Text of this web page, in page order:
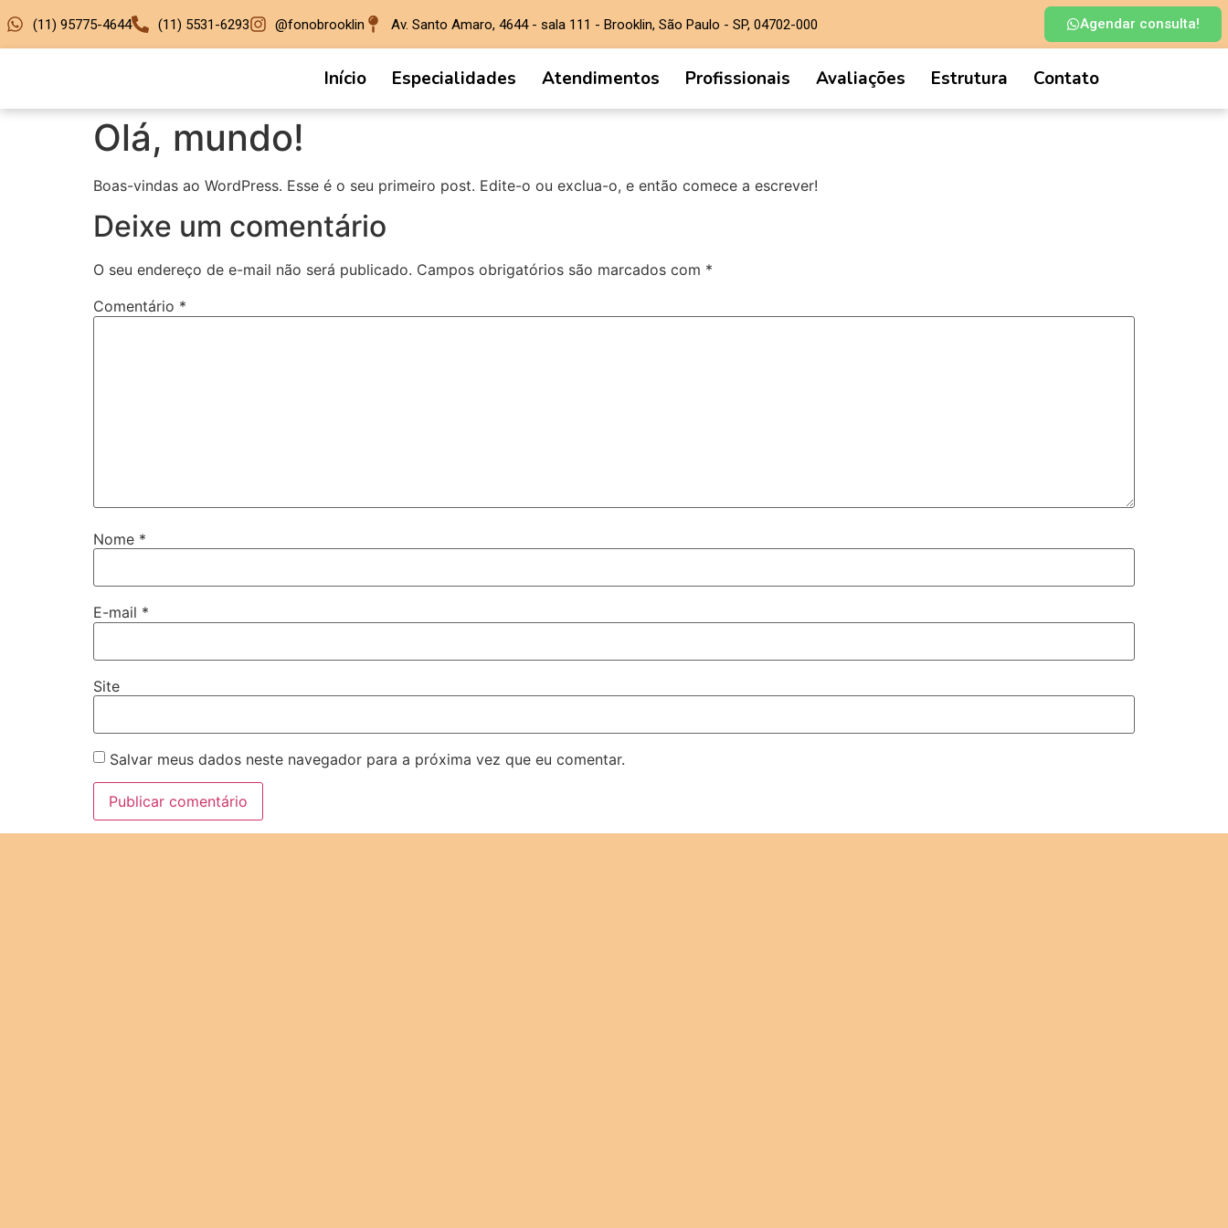
(11) 95775-4644 (11) 5531-6293 @fonobrooklin Av. Santo Amaro, 4644 - sala 111 - Brooklin, São Paulo - SP, 04702-000 Agendar consulta!
Início Especialidades Atendimentos Profissionais Avaliações Estrutura Contato
Olá, mundo!
Boas-vindas ao WordPress. Esse é o seu primeiro post. Edite-o ou exclua-o, e então comece a escrever!
Deixe um comentário
O seu endereço de e-mail não será publicado. Campos obrigatórios são marcados com *
Comentário *
Nome *
E-mail *
Site
Salvar meus dados neste navegador para a próxima vez que eu comentar.